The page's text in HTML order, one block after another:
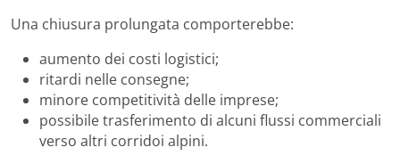
Una chiusura prolungata comporterebbe:
aumento dei costi logistici;
ritardi nelle consegne;
minore competitività delle imprese;
possibile trasferimento di alcuni flussi commerciali
verso altri corridoi alpini.